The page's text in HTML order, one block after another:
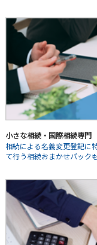
小さな相続・国際相続専
相続による名義変更登記に
て行う相続おまかせパックも